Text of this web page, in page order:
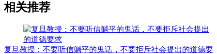
相关推荐
复旦教授：不要听信躺平的鬼话，不要拒斥社会提出的道德要